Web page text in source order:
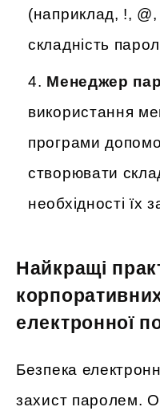
(наприклад, !,
складність
Менеджер
використання
програми
створювати
необхідності їх
Найкращі
електронної
Безпека
захист паролем.